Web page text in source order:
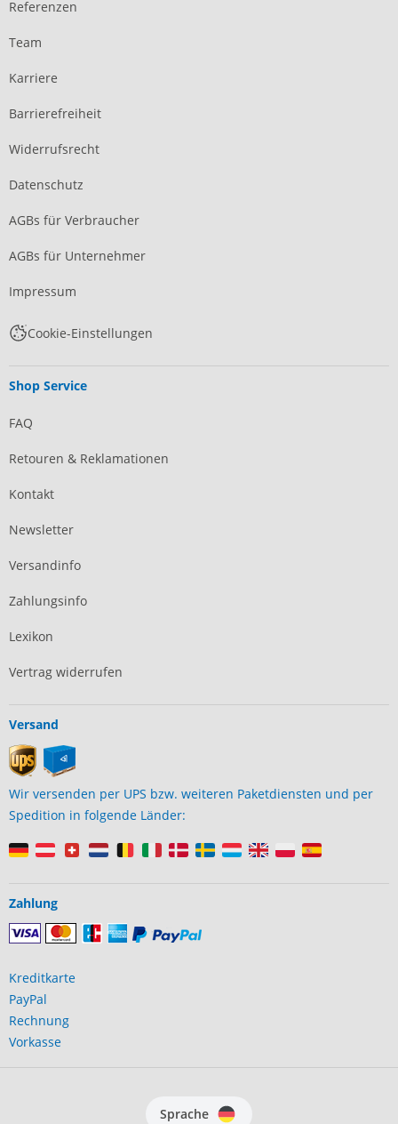
Referenzen
Team
Karriere
Barrierefreiheit
Widerrufsrecht
Datenschutz
AGBs für Verbraucher
AGBs für Unternehmer
Impressum
Cookie-Einstellungen
Shop Service
FAQ
Retouren & Reklamationen
Kontakt
Newsletter
Versandinfo
Zahlungsinfo
Lexikon
Vertrag widerrufen
Versand
Wir versenden per UPS bzw. weiteren Paketdiensten und per
Spedition in folgende Länder:
Zahlung
Kreditkarte
PayPal
Rechnung
Vorkasse
Sprache